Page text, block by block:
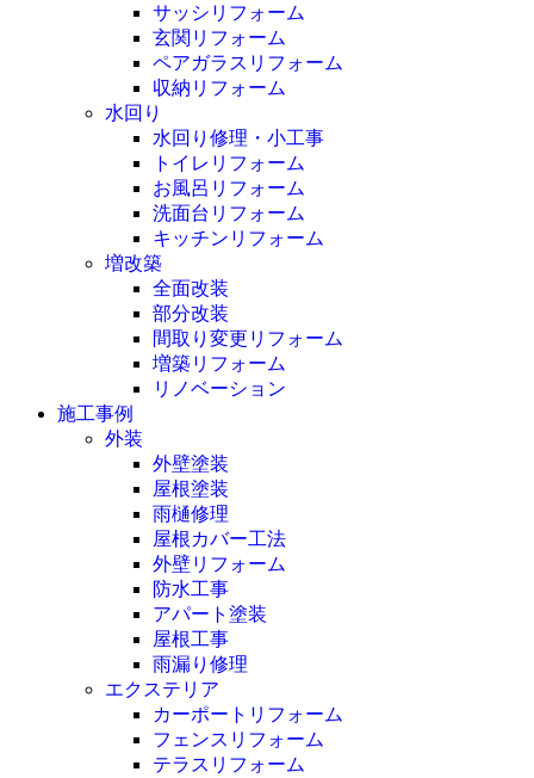
サッシリフォーム
玄関リフォーム
ペアガラスリフォーム
収納リフォーム
水回り
水回り修理・小工事
トイレリフォーム
お風呂リフォーム
洗面台リフォーム
キッチンリフォーム
増改築
全面改装
部分改装
間取り変更リフォーム
増築リフォーム
リノベーション
施工事例
外装
外壁塗装
屋根塗装
雨樋修理
屋根カバー工法
外壁リフォーム
防水工事
アパート塗装
屋根工事
雨漏り修理
エクステリア
カーポートリフォーム
フェンスリフォーム
テラスリフォーム